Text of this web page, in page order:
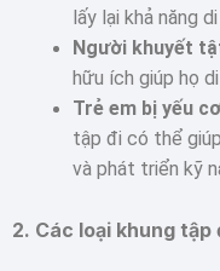
lấy lại khả năng
Người khuyết
hữu ích giúp họ
Trẻ em bị yếu
tập đi có thể
và phát triển kỹ
2. Các loại khung tập